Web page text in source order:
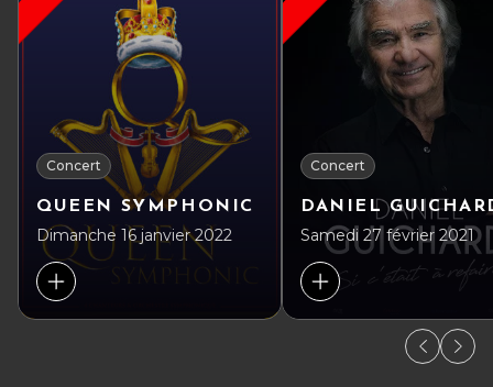
Concert
QUEEN SYMPHONIC
Dimanche 16 janvier 2022
Concert
DANIEL
Samedi 27 février 2021